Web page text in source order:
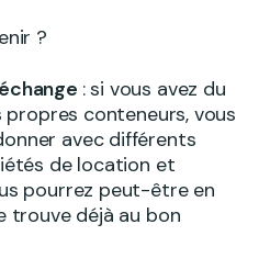
?
: si vous avez du
conteneurs, vous
avec différents
de location et
pourrez peut-être en
trouve déjà au bon